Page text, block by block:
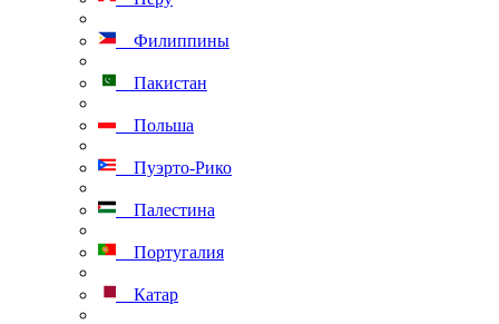
Филиппины
Пакистан
Польша
Пуэрто-Рико
Палестина
Португалия
Катар